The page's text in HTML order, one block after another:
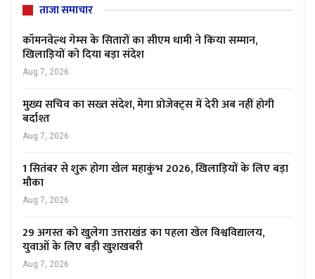
ताजा समाचार
कॉमनवेल्थ गेम्स के सितारों का सीएम धामी ने किया सम्मान,
खिलाड़ियों को दिया बड़ा संदेश
Aug 7, 2026
मुख्य सचिव का सख्त संदेश, मेगा प्रोजेक्ट्स में देरी अब नहीं होगी
बर्दाश्त
Aug 7, 2026
1 सितंबर से शुरू होगा खेल महाकुंभ 2026, खिलाड़ियों के लिए बड़ा
मौका
Aug 7, 2026
29 अगस्त को खुलेगा उत्तराखंड का पहला खेल विश्वविद्यालय,
युवाओं के लिए बड़ी खुशखबरी
Aug 7, 2026